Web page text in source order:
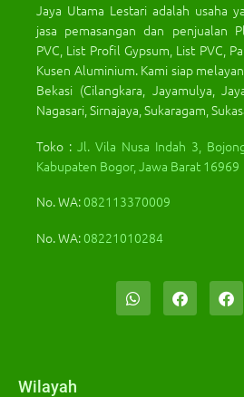
Jaya Utama Lestari adalah usaha
jasa pemasangan dan penjualan
PVC, List Profil Gypsum, List PVC,
Kusen Aluminium. Kami siap
Bekasi (Cilangkara, Jayamulya,
Nagasari, Sirnajaya, Sukaragam,
Toko : Jl. Vila Nusa Indah 3,
Kabupaten Bogor, Jawa Barat 16969
No. WA: 082113370009
No. WA: 08221010284
Wilayah